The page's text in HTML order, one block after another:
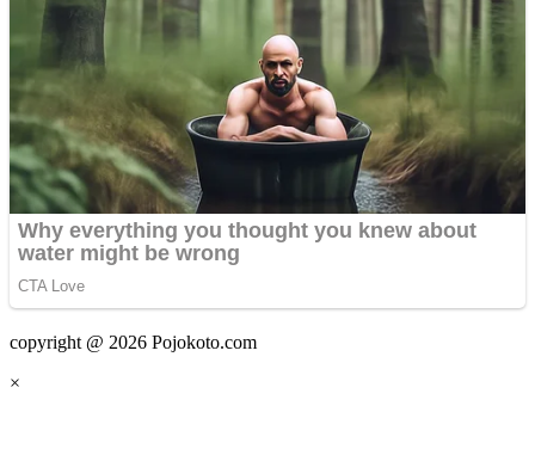
copyright @ 2026 Pojokoto.com
×